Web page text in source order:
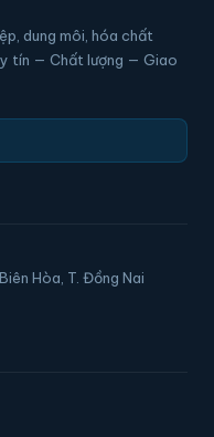
dung môi, hóa chất
tín — Chất lượng — Giao
Hòa, T. Đồng Nai